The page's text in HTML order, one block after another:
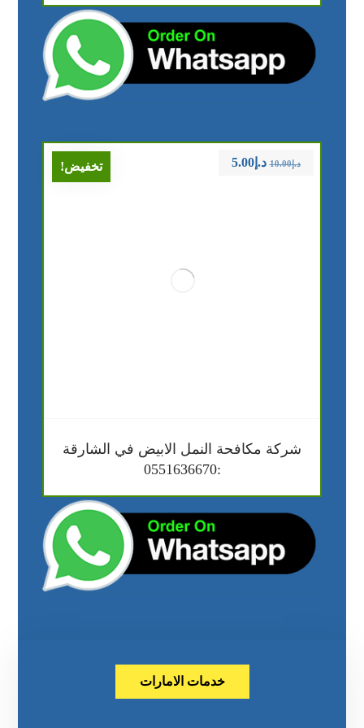
تخفيض!
شركة مكافحة النمل الابيض في الشارقة
:0551636670
د.إ10.00 د.إ5.00
خدمات الامارات